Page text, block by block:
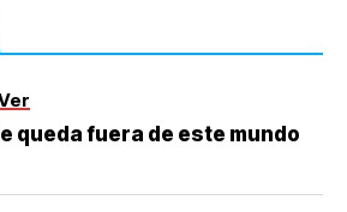
queda fuera de este mundo